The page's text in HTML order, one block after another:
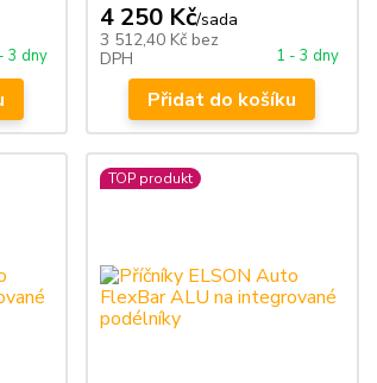
3 dny
4 250 Kč/sada
3 512,40 Kč bez
DPH
1 - 3 dny
Přidat do košíku
TOP produkt